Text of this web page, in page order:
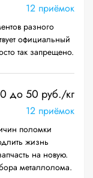
12 приёмок
разного
официальный
так запрещено.
до 50 руб./кг
12 приёмок
поломки
жизнь
на новую.
металлолома.